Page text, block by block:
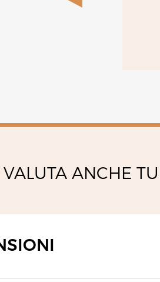
VALUTA ANCHE